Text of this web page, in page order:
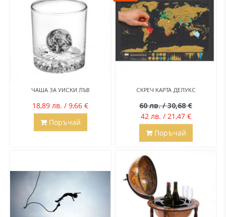
ЧАША ЗА УИСКИ ЛЪВ
18,89 лв. / 9,66 €
Поръчай
СКРЕЧ КАРТА ДЕЛУКС
60 лв. / 30,68 €
42 лв. / 21,47 €
Поръчай